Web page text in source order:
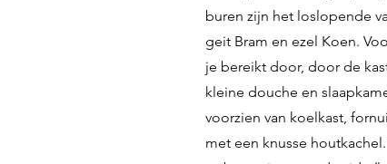
buren zijn het loslopende
geit Bram en ezel Koen.
je bereikt door, door de
kleine douche en
voorzien van koelkast,
met een knusse